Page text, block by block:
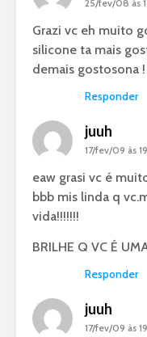
25/fev/08 às
Grazi vc eh muito
silicone ta mais
demais gostosona !
Responder
juuh
17/fev/09 às
eaw grasi vc é
bbb mis linda q
vida!!!!!!!
BRILHE Q VC É
Responder
juuh
17/fev/09 às